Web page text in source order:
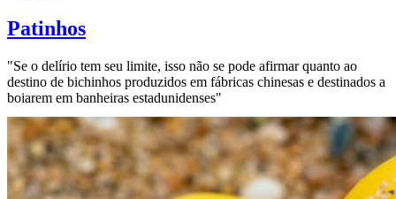
Patinhos
"Se o delírio tem seu limite, isso não se pode afirmar quanto ao
destino de bichinhos produzidos em fábricas chinesas e destinados a
boiarem em banheiras estadunidenses"